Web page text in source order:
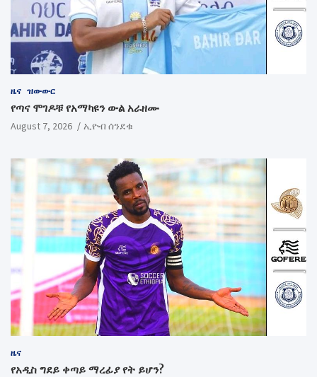
ዜና ዝውውር
የጣና ሞገዶቹ የአማካዩን ውል አራዘሙ
August 7, 2026 ኢዮብ ሰንደቁ
ዜና
የአዲስ ግደይ ቀጣይ ማረፊያ የት ይሆን?